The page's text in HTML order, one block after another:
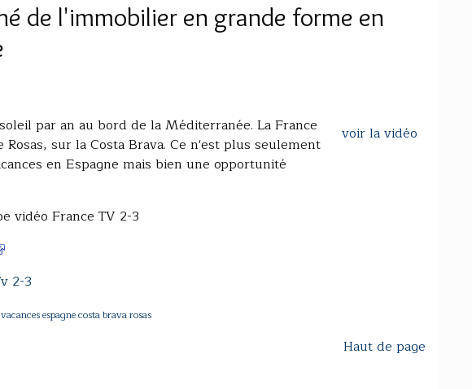
de l'immobilier en grande forme en
voir la vidéo
par an au bord de la Méditerranée. La France
Rosas, sur la Costa Brava. Ce n'est plus seulement
en Espagne mais bien une opportunité
vidéo France TV 2-3
2-3
vacances espagne costa brava rosas
Haut de page